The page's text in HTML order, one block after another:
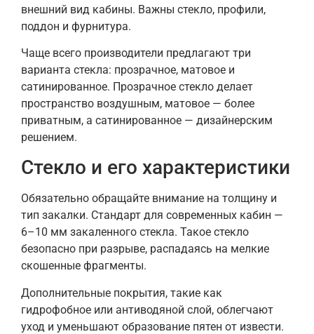
внешний вид кабины. Важны стекло, профили,
поддон и фурнитура.
Чаще всего производители предлагают три
варианта стекла: прозрачное, матовое и
сатинированное. Прозрачное стекло делает
пространство воздушным, матовое — более
приватным, а сатинированное — дизайнерским
решением.
Стекло и его характеристики
Обязательно обращайте внимание на толщину и
тип закалки. Стандарт для современных кабин —
6–10 мм закаленного стекла. Такое стекло
безопасно при разрыве, распадаясь на мелкие
скошенные фрагменты.
Дополнительные покрытия, такие как
гидрофобное или антиводяной слой, облегчают
уход и уменьшают образование пятен от извести.